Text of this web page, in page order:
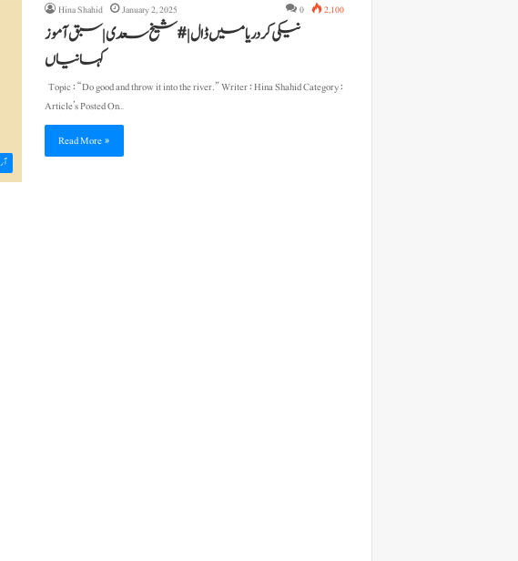
Hina Shahid January 2, 2025 0 2,100
نیکی کر دریا میں ڈال | #شیخ سعدی | سبق آموز
کہانیاں
Topic : “Do good and throw it into the river.” Writer : Hina Shahid Category :
Article’s Posted On…
Read More »